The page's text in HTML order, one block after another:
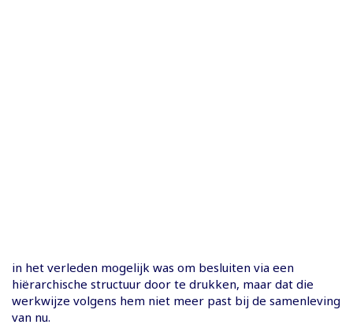
in het verleden mogelijk was om besluiten via een
hiërarchische structuur door te drukken, maar dat die
werkwijze volgens hem niet meer past bij de samenleving
van nu.